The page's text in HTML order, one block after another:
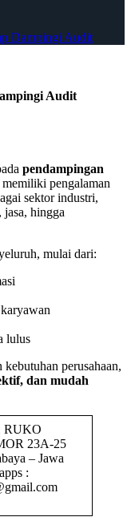
Dampingi Audit
Audit
pendampingan
pengalaman
sektor industri,
hingga
mulai dari:
lulus
perusahaan,
dan mudah
RUKO
23A-25
– Jawa
: